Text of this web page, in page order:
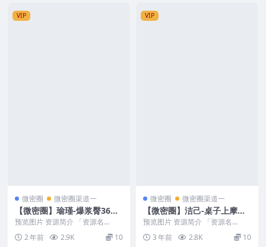
VIP
微密圈 微密圈渠道一
【微密圈】瑜瑾-爆浆臀36D
大凶[15P-45MB]
预览图片 资源简介 「资源名
称」：【微密圈】瑜瑾-爆浆臀36
D大凶[15P-45...
2 年前 2.9K 10
VIP
微密圈 微密圈渠道一
【微密圈】洁己-桌子上摩擦
[29P-272M]
预览图片 资源简介 「资源名
称」：【微密圈】洁己-桌子上摩
擦 [29P-272M...
3 年前 2.8K 10